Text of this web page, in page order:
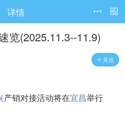
详情 

览(2025.11.3--11.9)
 关注
产销对接活动将在宜昌举行